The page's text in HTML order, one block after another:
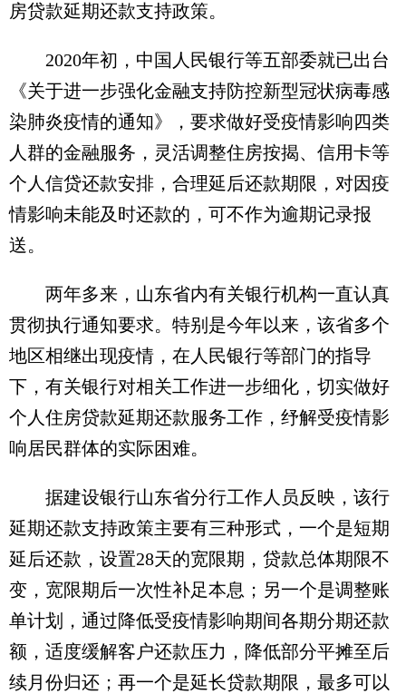
房贷款延期还款支持政策。
2020年初，中国人民银行等五部委就已出台
《关于进一步强化金融支持防控新型冠状病毒感
染肺炎疫情的通知》，要求做好受疫情影响四类
人群的金融服务，灵活调整住房按揭、信用卡等
个人信贷还款安排，合理延后还款期限，对因疫
情影响未能及时还款的，可不作为逾期记录报
送。
两年多来，山东省内有关银行机构一直认真
贯彻执行通知要求。特别是今年以来，该省多个
地区相继出现疫情，在人民银行等部门的指导
下，有关银行对相关工作进一步细化，切实做好
个人住房贷款延期还款服务工作，纾解受疫情影
响居民群体的实际困难。
据建设银行山东省分行工作人员反映，该行
延期还款支持政策主要有三种形式，一个是短期
延后还款，设置28天的宽限期，贷款总体期限不
变，宽限期后一次性补足本息；另一个是调整账
单计划，通过降低受疫情影响期间各期分期还款
额，适度缓解客户还款压力，降低部分平摊至后
续月份归还；再一个是延长贷款期限，最多可以